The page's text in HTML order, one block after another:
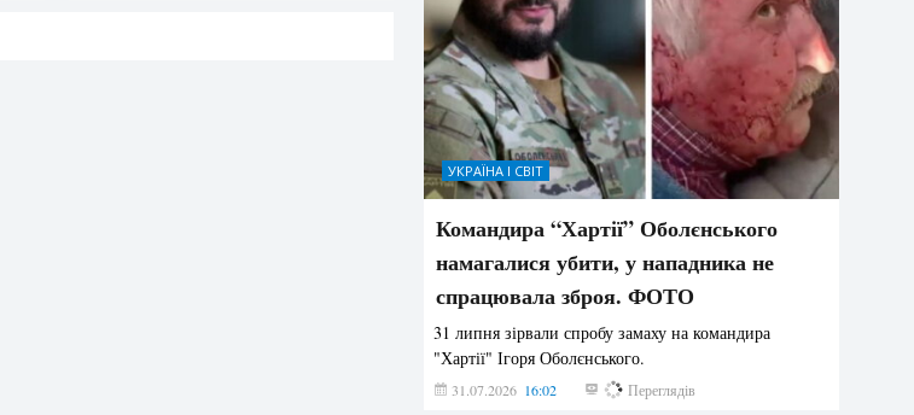
УКРАЇНА І СВІТ
Командира “Хартії” Оболєнського
намагалися убити, у нападника не
спрацювала зброя. ФОТО
31 липня зірвали спробу замаху на командира
"Хартії" Ігоря Оболєнського.
31.07.2026 16:02 194 Переглядів